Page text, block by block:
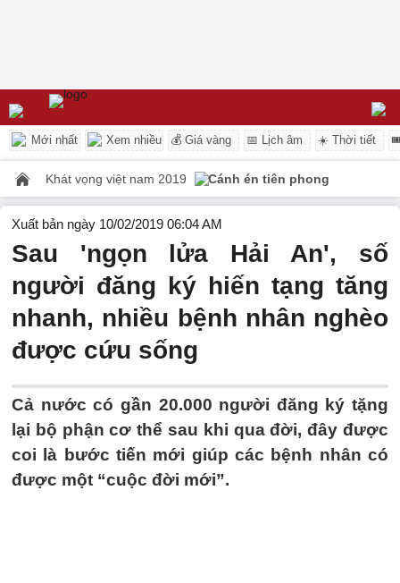
Mới nhất Xem nhiều 💰 Giá vàng 📅 Lịch âm ☀️ Thời tiết
Khát vọng việt nam 2019 Cánh én tiên phong
Xuất bản ngày 10/02/2019 06:04 AM
Sau 'ngọn lửa Hải An', số
người đăng ký hiến tạng tăng
nhanh, nhiều bệnh nhân nghèo
được cứu sống
Cả nước có gần 20.000 người đăng ký tặng
lại bộ phận cơ thể sau khi qua đời, đây được
coi là bước tiến mới giúp các bệnh nhân có
được một “cuộc đời mới”.